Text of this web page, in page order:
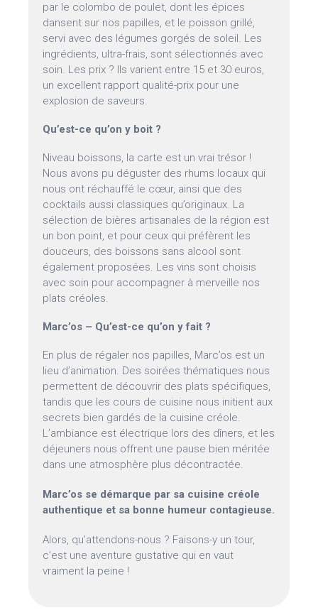
par le colombo de poulet, dont les épices
dansent sur nos papilles, et le poisson grillé,
servi avec des légumes gorgés de soleil. Les
ingrédients, ultra-frais, sont sélectionnés avec
soin. Les prix ? Ils varient entre 15 et 30 euros,
un excellent rapport qualité-prix pour une
explosion de saveurs.
Qu’est-ce qu’on y boit ?
Niveau boissons, la carte est un vrai trésor !
Nous avons pu déguster des rhums locaux qui
nous ont réchauffé le cœur, ainsi que des
cocktails aussi classiques qu’originaux. La
sélection de bières artisanales de la région est
un bon point, et pour ceux qui préfèrent les
douceurs, des boissons sans alcool sont
également proposées. Les vins sont choisis
avec soin pour accompagner à merveille nos
plats créoles.
Marc’os – Qu’est-ce qu’on y fait ?
En plus de régaler nos papilles, Marc’os est un
lieu d’animation. Des soirées thématiques nous
permettent de découvrir des plats spécifiques,
tandis que les cours de cuisine nous initient aux
secrets bien gardés de la cuisine créole.
L’ambiance est électrique lors des dîners, et les
déjeuners nous offrent une pause bien méritée
dans une atmosphère plus décontractée.
Marc’os se démarque par sa cuisine créole
authentique et sa bonne humeur contagieuse.
Alors, qu’attendons-nous ? Faisons-y un tour,
c’est une aventure gustative qui en vaut
vraiment la peine !